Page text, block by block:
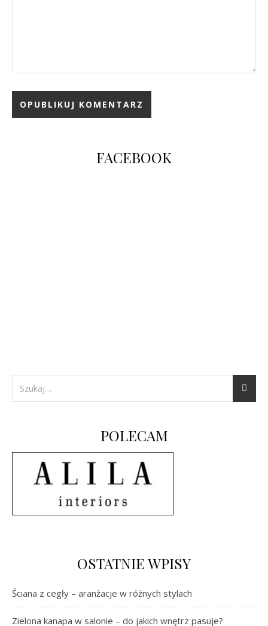
FACEBOOK
POLECAM
OSTATNIE WPISY
Ściana z cegły – aranżacje w różnych stylach
Zielona kanapa w salonie – do jakich wnętrz pasuje?